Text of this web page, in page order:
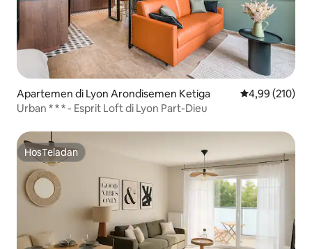
Apartemen di Lyon Arondisemen Ketiga Nilai rata-rata
4,99 (210)
Urban * * * - Esprit Loft di Lyon Part-Dieu
HosTeladan
HosTeladan